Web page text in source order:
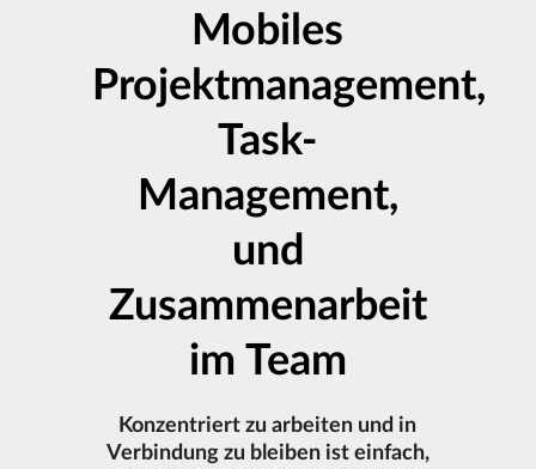
Mobiles
Projektmanagement,
Task-
Management,
und
Zusammenarbeit
im Team
Konzentriert zu arbeiten und in
Verbindung zu bleiben ist einfach,